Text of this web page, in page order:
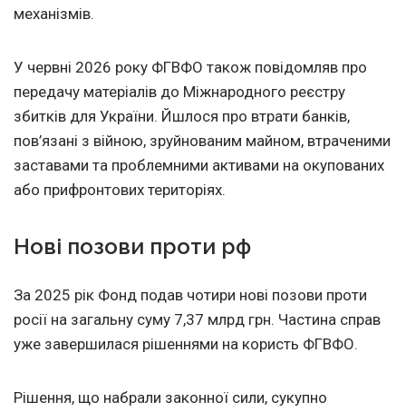
механізмів.
У червні 2026 року ФГВФО також повідомляв про
передачу матеріалів до Міжнародного реєстру
збитків для України. Йшлося про втрати банків,
пов’язані з війною, зруйнованим майном, втраченими
заставами та проблемними активами на окупованих
або прифронтових територіях.
Нові позови проти рф
За 2025 рік Фонд подав чотири нові позови проти
росії на загальну суму 7,37 млрд грн. Частина справ
уже завершилася рішеннями на користь ФГВФО.
Рішення, що набрали законної сили, сукупно